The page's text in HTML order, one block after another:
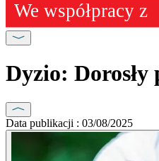
Dyzio: Dorosły
Data publikacji : 03/08/2025